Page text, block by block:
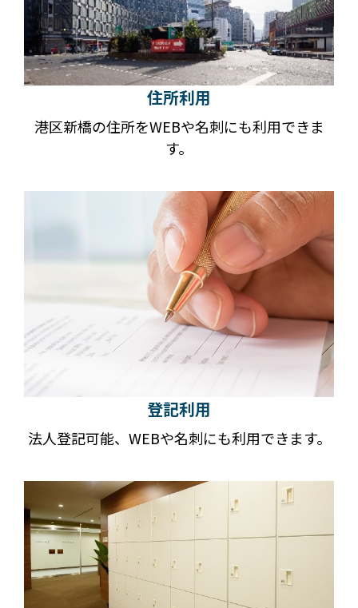
住所利用
港区新橋の住所をWEBや名刺にも利用できま
す。
登記利用
法人登記可能、WEBや名刺にも利用できます。